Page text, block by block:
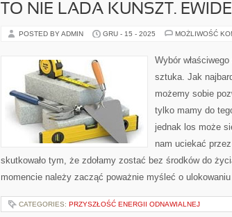
TO NIE LADA KUNSZT.
POSTED BY ADMIN GRU - 15 - 2025 MOŻLIWOŚĆ
Wybór
sztuka. Jak
możemy sobie
tylko mamy do
jednak los może
nam uciekać
skutkowało tym, że zdołamy zostać bez środków do
momencie należy zacząć poważnie myśleć o
CATEGORIES: PRZYSZŁOŚĆ ENERGII ODNAWIALNEJ